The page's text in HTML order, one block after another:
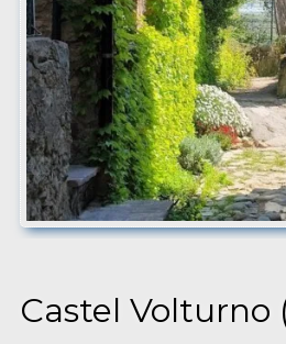
Castel Volturno